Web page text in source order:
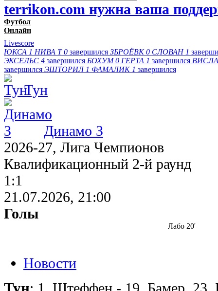
terrikon.com нужна ваша
Футбол
Онлайн
Livescore
ЮКСА 1 НИВА Т 0 завершился ЗБРОЁВК 0 СЛОВАН 1
ЭКСЕЛЬС 4 завершился БОХУМ 0 ГЕРТА 1 завершился
завершился ЭШТОРИЛ 1 ФАМАЛИК 1 завершился
Тун
Динамо З
2026-27, Лига Чемпионов
Квалификационный 2-й раунд
1:1
21.07.2026, 21:00
Голы
Лабо 20'
Новости
: 1. Штеффен - 19. Бамер,